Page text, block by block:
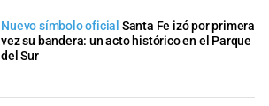
Nuevo símbolo oficial Santa Fe izó por primera
vez su bandera: un acto histórico en el Parque
del Sur